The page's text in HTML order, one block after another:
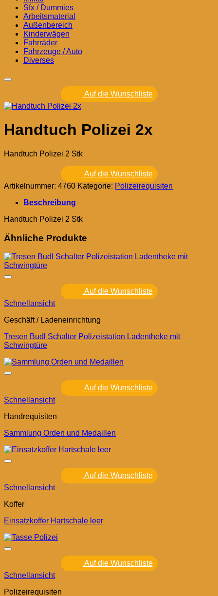
Sfx / Dummies
Arbeitsmaterial
Außenbereich
Kinderwägen
Fahrräder
Fahrzeuge / Auto
Diverses
Auf die Wunschliste
Handtuch Polizei 2x
Handtuch Polizei 2 Stk
Auf die Wunschliste
Artikelnummer: 4760 Kategorie: Polizeirequisiten
Beschreibung
Handtuch Polizei 2 Stk
Ähnliche Produkte
Auf die Wunschliste
Schnellansicht
Geschäft / Ladeneinrichtung
Tresen Budl Schalter Polizeistation Ladentheke mit
Schwingtüre
Auf die Wunschliste
Schnellansicht
Handrequisiten
Sammlung Orden und Medaillen
Auf die Wunschliste
Schnellansicht
Koffer
Einsatzkoffer Hartschale leer
Auf die Wunschliste
Schnellansicht
Polizeirequisiten